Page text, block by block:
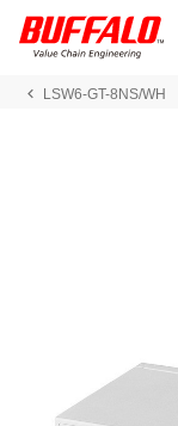
LSW6-GT-8NS/WH